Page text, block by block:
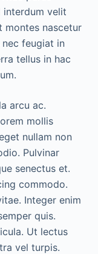
interdum velit
montes nascetur
feugiat in
tellus in hac
arcu ac.
mollis
nullam non
Pulvinar
senectus et.
commodo.
Integer enim
quis.
Ut lectus
vel turpis.